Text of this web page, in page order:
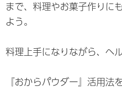
まで、料理やお菓子作りに
よう。
料理上手になりながら、ヘ
『おからパウダー』活用法